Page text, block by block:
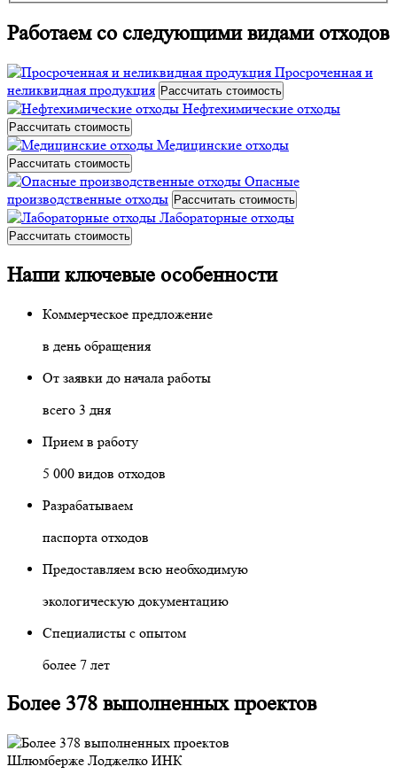
Работаем со следующими видами отходов
Просроченная и
неликвидная продукция Рассчитать стоимость
Нефтехимические отходы
Рассчитать стоимость
Медицинские отходы
Рассчитать стоимость
Опасные
производственные отходы Рассчитать стоимость
Лабораторные отходы
Рассчитать стоимость
Наши ключевые особенности
Коммерческое предложение
в день обращения
От заявки до начала работы
всего 3 дня
Прием в работу
5 000 видов отходов
Разрабатываем
паспорта отходов
Предоставляем всю необходимую
экологическую документацию
Специалисты с опытом
более 7 лет
Более 378 выполненных проектов
Шлюмберже Лоджелко ИНК